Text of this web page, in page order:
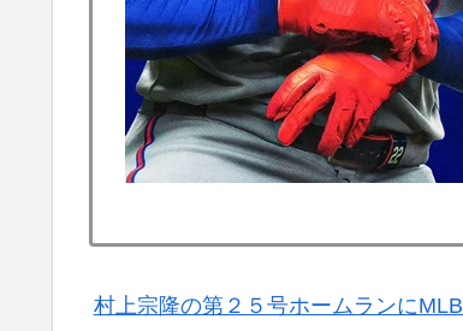
うのを見ると日本人は何か適当に作
▶ 【衝撃】韓国人「日本の名門女子校
【MLB】化け物みたいな球を投げる
ソンの違い」「先発は2－3種類の一
▶ 外国人「アジア杯で優勝するんだ」
うのを見ると日本人は何か適当に作
村上宗隆の第２５号ホームランに